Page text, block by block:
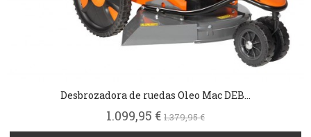
Desbrozadora de ruedas Oleo Mac DEB...
1.099,95 € 1.379,95 €